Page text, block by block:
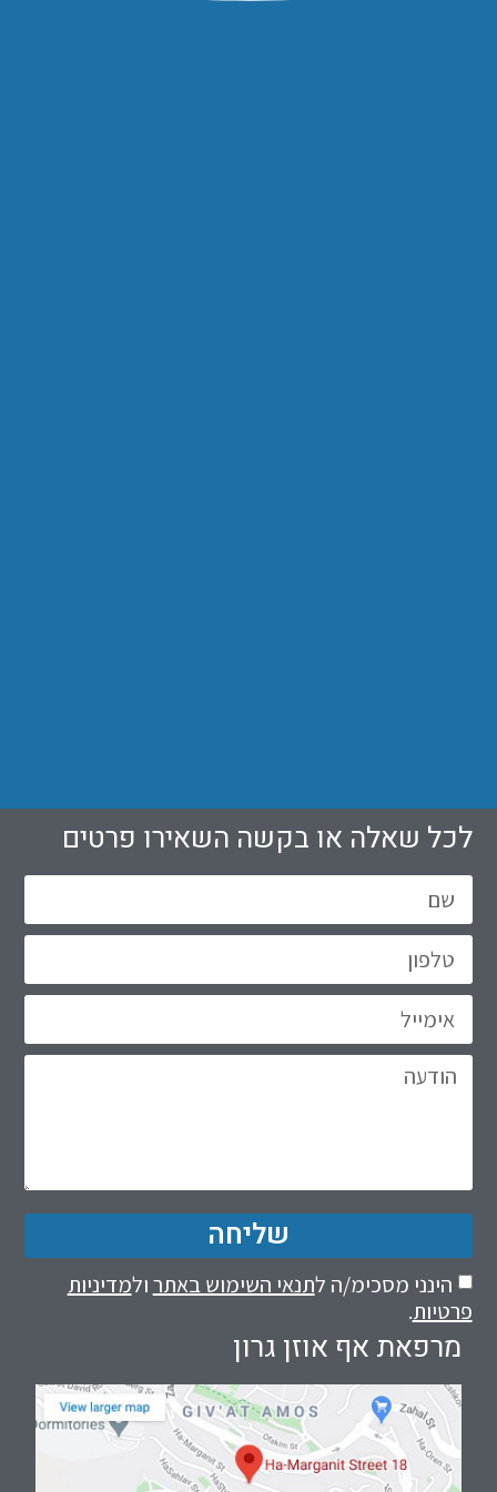
מרפאת אף אוזן גרון
לכל שאלה או בקשה השאירו פרטים
הינני מסכימ/ה לתנאי השימוש באתרולמדיניות
פרטיות.
שליחה